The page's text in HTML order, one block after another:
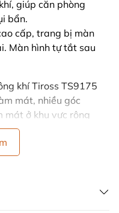
giúp căn phòng
bẩn.
cấp, trang bị màn
Màn hình tự tắt sau
khí Tiross TS9175
mát, nhiều góc
mát ở khu vực rộng
xa, có tính năng
nhớ thông minh, nhớ
sử dụng điện áp